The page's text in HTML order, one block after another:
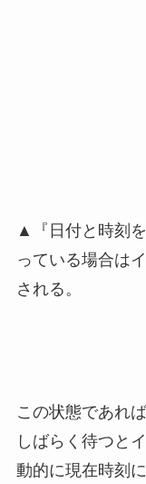
▲『日付と時刻
っている場合は
される。
この状態であれ
しばらく待つと
動的に現在時刻